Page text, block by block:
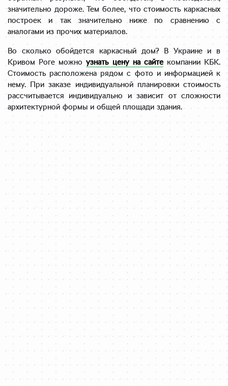
значительно дороже. Тем более, что стоимость каркасных
построек и так значительно ниже по сравнению с
аналогами из прочих материалов.
Во сколько обойдется каркасный дом? В Украине и в
Кривом Роге можноузнать цену на сайтекомпании КБК.
Стоимость расположена рядом с фото и информацией к
нему. При заказе индивидуальной планировки стоимость
рассчитывается индивидуально и зависит от сложности
архитектурной формы и общей площади здания.